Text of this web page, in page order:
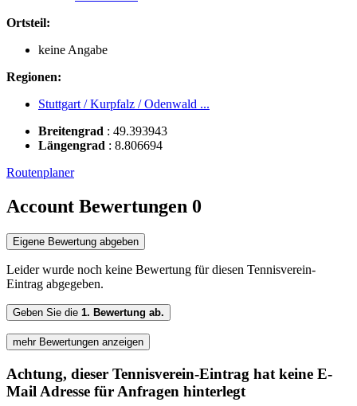
Ortsteil:
keine Angabe
Regionen:
Stuttgart / Kurpfalz / Odenwald ...
Breitengrad : 49.393943
Längengrad : 8.806694
Routenplaner
Account Bewertungen 0
Eigene Bewertung abgeben
Leider wurde noch keine Bewertung für diesen Tennisverein-
Eintrag abgegeben.
Geben Sie die 1. Bewertung ab.
mehr Bewertungen anzeigen
Achtung, dieser Tennisverein-Eintrag hat keine E-
Mail Adresse für Anfragen hinterlegt